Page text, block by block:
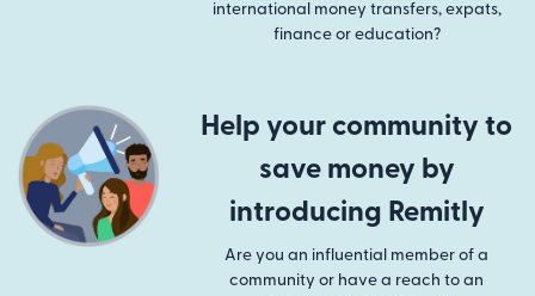
international money transfers, expats,
finance or education?
Help your community to
save money by
introducing Remitly
Are you an influential member of a
community or have a reach to an